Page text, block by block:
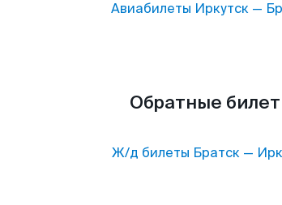
Авиабилеты Иркутск—
Обратные
Ж/д билеты Братск —